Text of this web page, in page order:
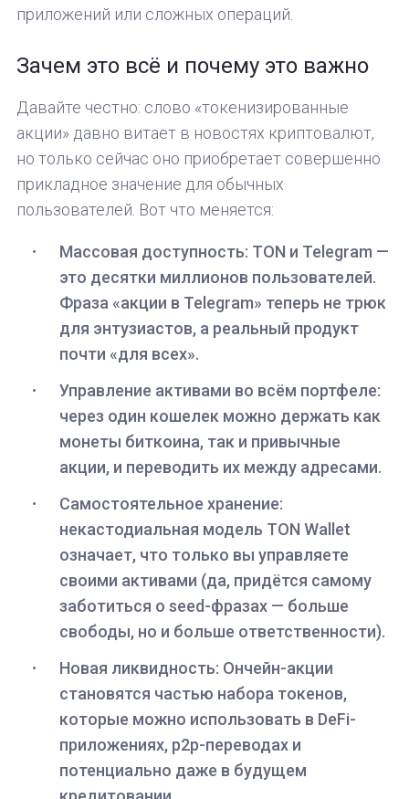
приложений или сложных операций.
Зачем это всё и почему это важно
Давайте честно: слово «токенизированные
акции» давно витает в новостях криптовалют,
но только сейчас оно приобретает совершенно
прикладное значение для обычных
пользователей. Вот что меняется:
Массовая доступность: TON и Telegram —
это десятки миллионов пользователей.
Фраза «акции в Telegram» теперь не трюк
для энтузиастов, а реальный продукт
почти «для всех».
Управление активами во всём портфеле:
через один кошелек можно держать как
монеты биткоина, так и привычные
акции, и переводить их между адресами.
Самостоятельное хранение:
некастодиальная модель TON Wallet
означает, что только вы управляете
своими активами (да, придётся самому
заботиться о seed-фразах — больше
свободы, но и больше ответственности).
Новая ликвидность: Ончейн-акции
становятся частью набора токенов,
которые можно использовать в DeFi-
приложениях, p2p-переводах и
потенциально даже в будущем